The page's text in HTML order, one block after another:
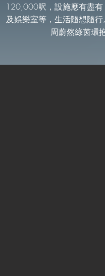
120,000呎 ， 設施應有盡有
及娛樂室等， 生活隨想隨行
周蔚然綠茵環